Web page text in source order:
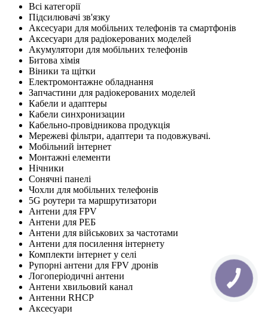
Всі категорії
Підсилювачі зв'язку
Аксесуари для мобільних телефонів та смартфонів
Аксесуари для радіокерованих моделей
Акумулятори для мобільних телефонів
Битова хімія
Віники та щітки
Електромонтажне обладнання
Запчастини для радіокерованих моделей
Кабели и адаптеры
Кабели синхронизации
Кабельно-провідникова продукція
Мережеві фільтри, адаптери та подовжувачі.
Мобільний інтернет
Монтажні елементи
Нічники
Сонячні панелі
Чохли для мобільних телефонів
5G роутери та маршрутизатори
Антени для FPV
Антени для РЕБ
Антени для військових за частотами
Антени для посилення інтернету
Комплекти інтернет у селі
Рупорні антени для FPV дронів
Логоперіодичні антени
Антени хвильовий канал
Антенни RHCP
Аксесуари
КНОПКА
ЗВ'ЯЗКУ